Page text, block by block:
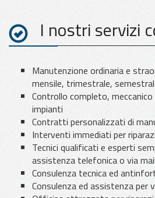
I nostri servizi
Manutenzione ordinaria e
mensile, trimestrale,
Controllo completo,
impianti
Contratti personalizzati di
Interventi immediati per
Tecnici qualificati e esperti
assistenza telefonica o via mail
Consulenza tecnica ed
Consulenza ed assistenza per